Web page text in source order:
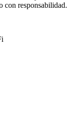
con responsabilidad.